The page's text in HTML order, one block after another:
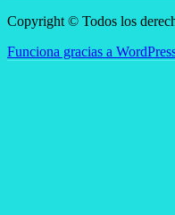
Copyright © Todos los
Funciona gracias a